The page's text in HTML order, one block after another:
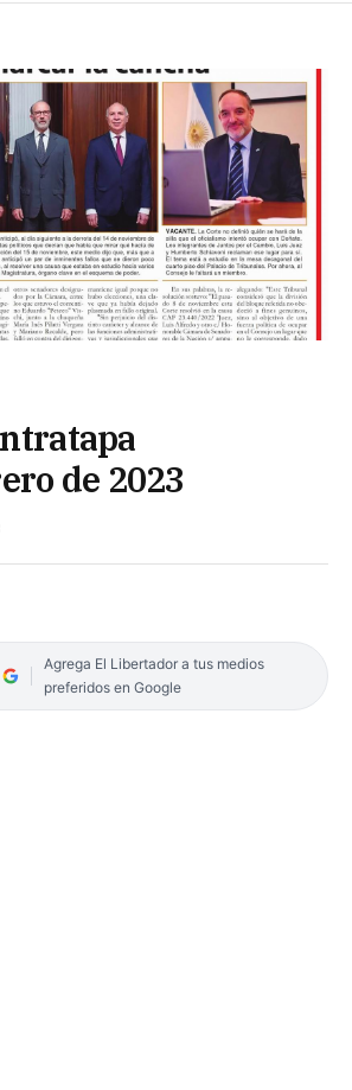
de 2023
Agrega El Libertador a tus medios
preferidos en Google